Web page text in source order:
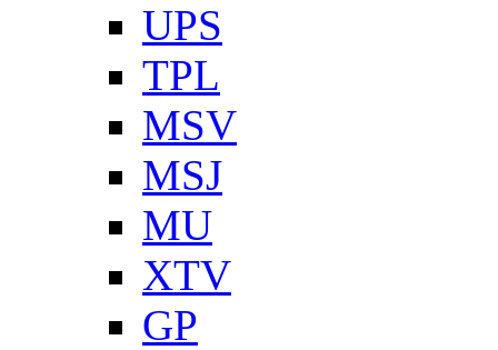
UPS
TPL
MSV
MSJ
MU
XTV
GP